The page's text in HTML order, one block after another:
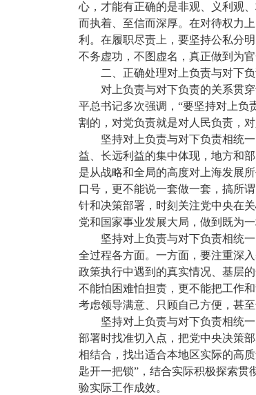
心，才能有正确的是非观、义利观
而执着、至信而深厚。在对待权力
利。在履职尽责上，要坚持公私分
不务虚功，不图虚名，真正做到为官
二、正确处理对上负责与对下
对上负责与对下负责的关系贯
平总书记多次强调，“要坚持对上负
割的，对党负责就是对人民负责，
坚持对上负责与对下负责相统
益、长远利益的集中体现，地方和
是从战略和全局的高度对上海发展
口号，更不能说一套做一套，搞所
针和决策部署，时刻关注党中央在
党和国家事业发展大局，做到既为
坚持对上负责与对下负责相统
全过程各方面。一方面，要注重深
政策执行中遇到的真实情况、基层
不能怕困难怕担责，更不能把工作
考虑领导满意、只顾自己方便，甚
坚持对上负责与对下负责相统
部署时找准切入点，把党中央决策
相结合，找出适合本地区实际的高
匙开一把锁”，结合实际积极探索
验实际工作成效。